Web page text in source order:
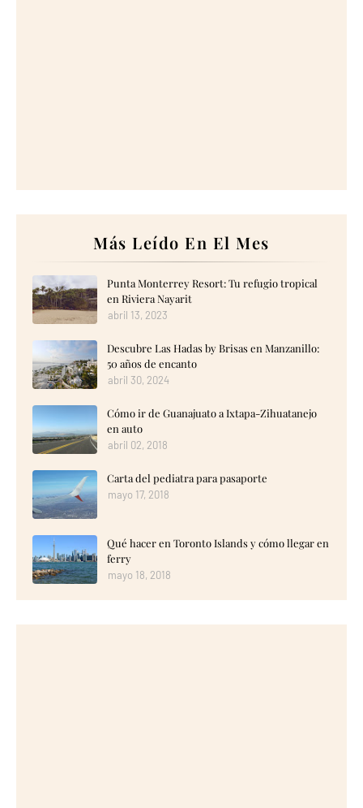
Más Leído En El Mes
Punta Monterrey Resort: Tu refugio tropical
en Riviera Nayarit
abril 13, 2023
Descubre Las Hadas by Brisas en Manzanillo:
50 años de encanto
abril 30, 2024
Cómo ir de Guanajuato a Ixtapa-Zihuatanejo
en auto
abril 02, 2018
Carta del pediatra para pasaporte
mayo 17, 2018
Qué hacer en Toronto Islands y cómo llegar en
ferry
mayo 18, 2018